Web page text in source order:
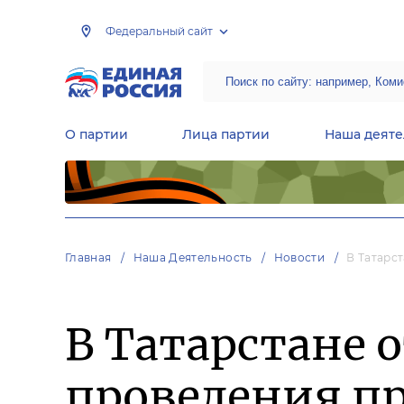
Федеральный сайт
О партии Лица партии Наша
Главная Наша Деятельность Новости В
В Татарстане